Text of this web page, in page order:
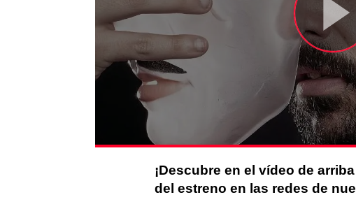
¡Descubre en el vídeo de
del estreno en las redes de